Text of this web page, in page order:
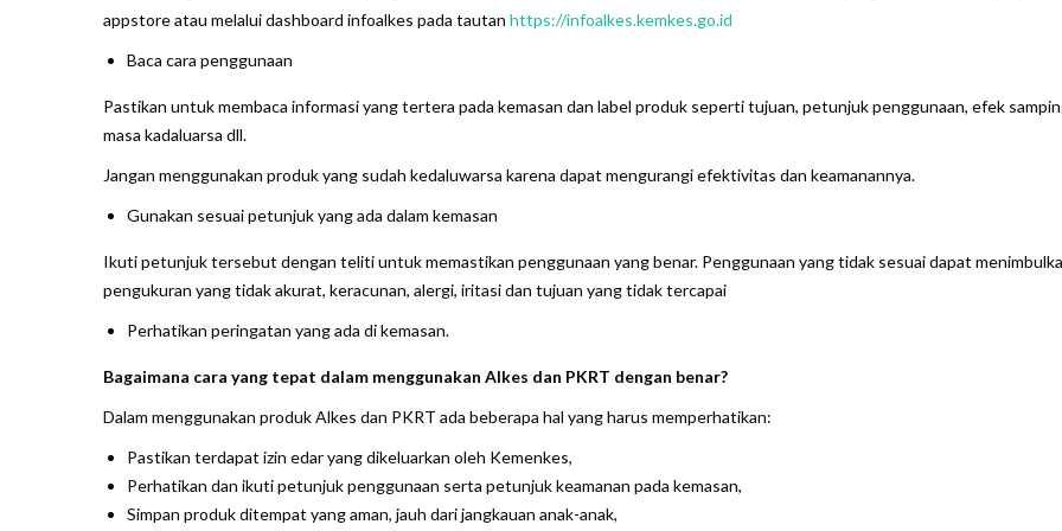
appstore atau melalui dashboard infoalkes pada tautan https://infoalkes.kemkes.go.id
Baca cara penggunaan
Pastikan untuk membaca informasi yang tertera pada kemasan dan label produk seperti tujuan, petunjuk penggunaan, efek
masa kadaluarsa dll.
Jangan menggunakan produk yang sudah kedaluwarsa karena dapat mengurangi efektivitas dan keamanannya.
Gunakan sesuai petunjuk yang ada dalam kemasan
Ikuti petunjuk tersebut dengan teliti untuk memastikan penggunaan yang benar. Penggunaan yang tidak sesuai dapat
pengukuran yang tidak akurat, keracunan, alergi, iritasi dan tujuan yang tidak tercapai
Perhatikan peringatan yang ada di kemasan.
Bagaimana cara yang tepat dalam menggunakan Alkes dan PKRT dengan benar?
Dalam menggunakan produk Alkes dan PKRT ada beberapa hal yang harus memperhatikan:
Pastikan terdapat izin edar yang dikeluarkan oleh Kemenkes,
Perhatikan dan ikuti petunjuk penggunaan serta petunjuk keamanan pada kemasan,
Simpan produk ditempat yang aman, jauh dari jangkauan anak-anak,